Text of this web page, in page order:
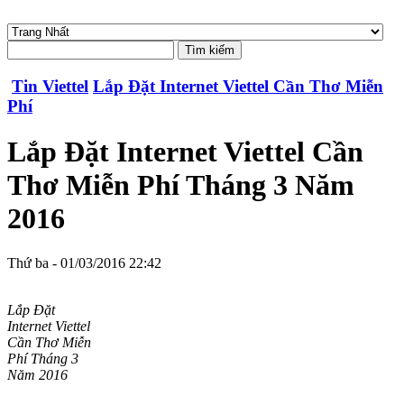
Tin Viettel Lắp Đặt Internet Viettel Cần Thơ Miễn
Phí
Lắp Đặt Internet Viettel Cần
Thơ Miễn Phí Tháng 3 Năm
2016
Thứ ba - 01/03/2016 22:42
Lắp Đặt
Internet Viettel
Cần Thơ Miễn
Phí Tháng 3
Năm 2016